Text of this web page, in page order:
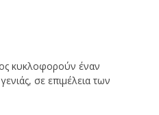
κυκλοφορούν έναν
σε επιμέλεια των